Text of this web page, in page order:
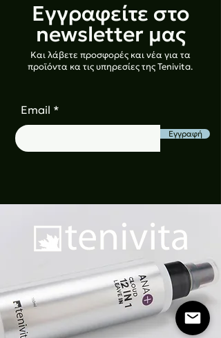
Εγγραφείτε στο
newsletter μας
Και λάβετε προσφορές και νέα για τα
προϊόντα κα τις υπηρεσίες της Tenivita.
Email
Εγγραφή